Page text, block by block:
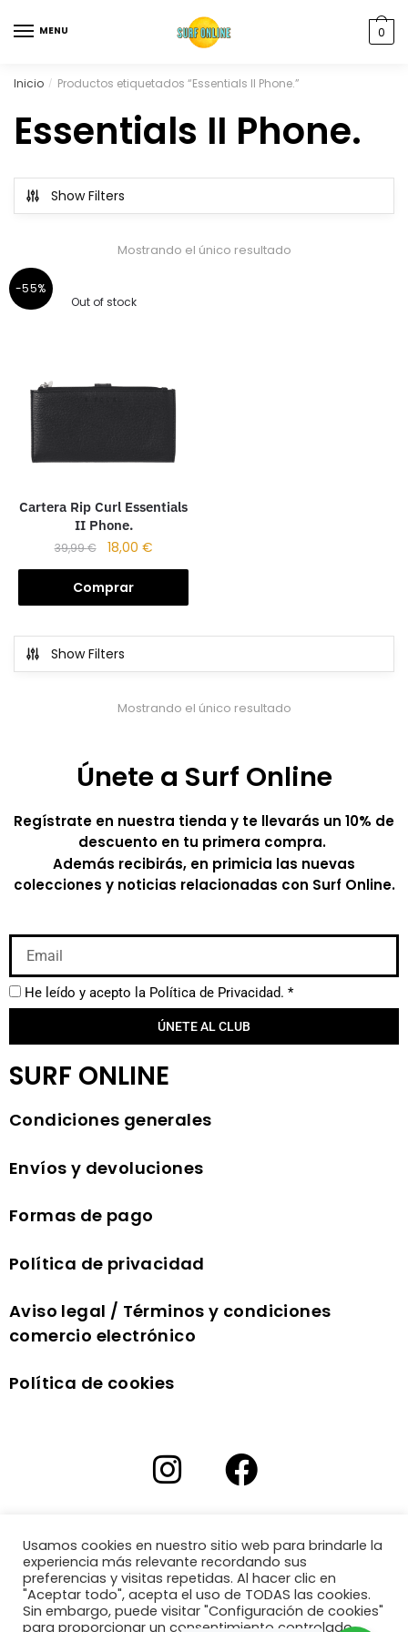
MENU 0
Inicio / Productos etiquetados “Essentials II Phone.”
Essentials II Phone.
Show Filters
Mostrando el único resultado
-55%
Out of stock
Cartera Rip Curl Essentials
II Phone.
39,99€ 18,00 €
Comprar
Show Filters
Mostrando el único resultado
Únete a Surf Online
Regístrate en nuestra tienda y te llevarás un 10% de
descuento en tu primera compra.
Además recibirás, en primicia las nuevas
colecciones y noticias relacionadas con Surf Online.
He leído y acepto la Política de Privacidad. *
ÚNETE AL CLUB
SURF ONLINE
Condiciones generales
Envíos y devoluciones
Formas de pago
Política de privacidad
Aviso legal / Términos y condiciones
comercio electrónico
Política de cookies
Usamos cookies en nuestro sitio web para brindarle la
experiencia más relevante recordando sus
preferencias y visitas repetidas. Al hacer clic en
"Aceptar todo", acepta el uso de TODAS las cookies.
Sin embargo, puede visitar "Configuración de cookies"
para proporcionar un consentimiento controlado.